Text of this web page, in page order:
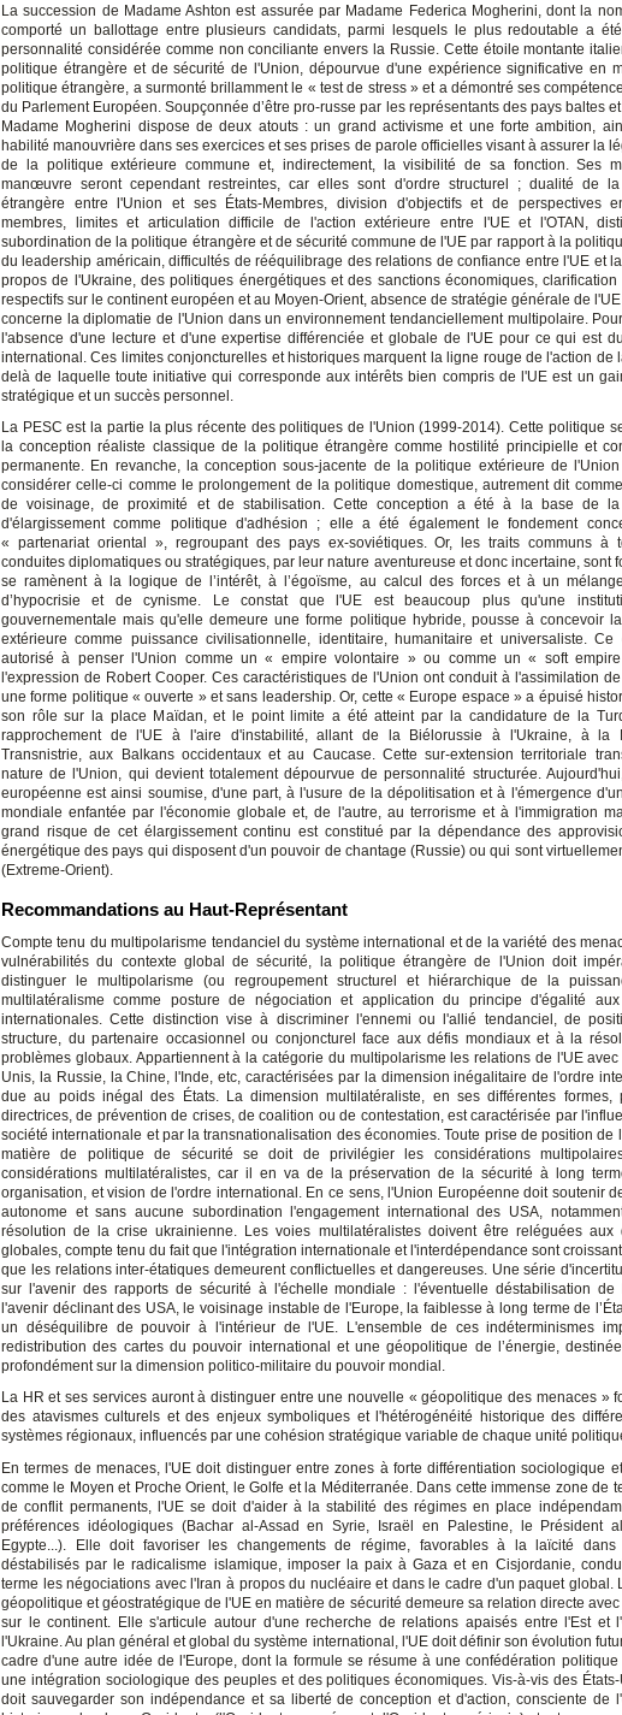
La succession de Madame Ashton est assurée par Madame Federica Mogherini, dont la
comporté un ballottage entre plusieurs candidats, parmi lesquels le plus redoutable a été
personnalité considérée comme non conciliante envers la Russie. Cette étoile montante
politique étrangère et de sécurité de l'Union, dépourvue d'une expérience significative en
politique étrangère, a surmonté brillamment le « test de stress » et a démontré ses
du Parlement Européen. Soupçonnée d’être pro-russe par les représentants des pays baltes
Madame Mogherini dispose de deux atouts : un grand activisme et une forte ambition,
habilité manouvrière dans ses exercices et ses prises de parole officielles visant à assurer la
de la politique extérieure commune et, indirectement, la visibilité de sa fonction. Ses
manœuvre seront cependant restreintes, car elles sont d'ordre structurel ; dualité de la
étrangère entre l'Union et ses États-Membres, division d'objectifs et de perspectives
membres, limites et articulation difficile de l'action extérieure entre l'UE et l'OTAN,
subordination de la politique étrangère et de sécurité commune de l'UE par rapport à la
du leadership américain, difficultés de rééquilibrage des relations de confiance entre l'UE et
propos de l'Ukraine, des politiques énergétiques et des sanctions économiques,
respectifs sur le continent européen et au Moyen-Orient, absence de stratégie générale de
concerne la diplomatie de l'Union dans un environnement tendanciellement multipolaire.
l'absence d'une lecture et d'une expertise différenciée et globale de l'UE pour ce qui est
international. Ces limites conjoncturelles et historiques marquent la ligne rouge de l'action de
delà de laquelle toute initiative qui corresponde aux intérêts bien compris de l'UE est un
stratégique et un succès personnel.
La PESC est la partie la plus récente des politiques de l'Union (1999-2014). Cette politique
la conception réaliste classique de la politique étrangère comme hostilité principielle et
permanente. En revanche, la conception sous-jacente de la politique extérieure de
considérer celle-ci comme le prolongement de la politique domestique, autrement dit
de voisinage, de proximité et de stabilisation. Cette conception a été à la base de la
d'élargissement comme politique d'adhésion ; elle a été également le fondement
« partenariat oriental », regroupant des pays ex-soviétiques. Or, les traits communs à
conduites diplomatiques ou stratégiques, par leur nature aventureuse et donc incertaine, sont
se ramènent à la logique de l’intérêt, à l’égoïsme, au calcul des forces et à un
d’hypocrisie et de cynisme. Le constat que l'UE est beaucoup plus qu'une
gouvernementale mais qu'elle demeure une forme politique hybride, pousse à concevoir
extérieure comme puissance civilisationnelle, identitaire, humanitaire et universaliste. Ce
autorisé à penser l'Union comme un « empire volontaire » ou comme un « soft
l'expression de Robert Cooper. Ces caractéristiques de l'Union ont conduit à l'assimilation
une forme politique « ouverte » et sans leadership. Or, cette « Europe espace » a épuisé
son rôle sur la place Maïdan, et le point limite a été atteint par la candidature de la
rapprochement de l'UE à l'aire d'instabilité, allant de la Biélorussie à l'Ukraine, à la
Transnistrie, aux Balkans occidentaux et au Caucase. Cette sur-extension territoriale
nature de l'Union, qui devient totalement dépourvue de personnalité structurée.
européenne est ainsi soumise, d'une part, à l'usure de la dépolitisation et à l'émergence
mondiale enfantée par l'économie globale et, de l'autre, au terrorisme et à l'immigration
grand risque de cet élargissement continu est constitué par la dépendance des
énergétique des pays qui disposent d'un pouvoir de chantage (Russie) ou qui sont
(Extreme-Orient).
Recommandations au Haut-Représentant
Compte tenu du multipolarisme tendanciel du système international et de la variété des
vulnérabilités du contexte global de sécurité, la politique étrangère de l'Union doit
distinguer le multipolarisme (ou regroupement structurel et hiérarchique de la
multilatéralisme comme posture de négociation et application du principe d'égalité
internationales. Cette distinction vise à discriminer l'ennemi ou l'allié tendanciel, de
structure, du partenaire occasionnel ou conjoncturel face aux défis mondiaux et à la
problèmes globaux. Appartiennent à la catégorie du multipolarisme les relations de l'UE avec
Unis, la Russie, la Chine, l'Inde, etc, caractérisées par la dimension inégalitaire de l'ordre
due au poids inégal des États. La dimension multilatéraliste, en ses différentes formes,
directrices, de prévention de crises, de coalition ou de contestation, est caractérisée par
société internationale et par la transnationalisation des économies. Toute prise de position de
matière de politique de sécurité se doit de privilégier les considérations
considérations multilatéralistes, car il en va de la préservation de la sécurité à long
organisation, et vision de l'ordre international. En ce sens, l'Union Européenne doit soutenir
autonome et sans aucune subordination l'engagement international des USA,
résolution de la crise ukrainienne. Les voies multilatéralistes doivent être reléguées aux
globales, compte tenu du fait que l'intégration internationale et l'interdépendance sont
que les relations inter-étatiques demeurent conflictuelles et dangereuses. Une série
sur l'avenir des rapports de sécurité à l'échelle mondiale : l'éventuelle déstabilisation de
l'avenir déclinant des USA, le voisinage instable de l'Europe, la faiblesse à long terme de
un déséquilibre de pouvoir à l'intérieur de l'UE. L'ensemble de ces indéterminismes
redistribution des cartes du pouvoir international et une géopolitique de l’énergie,
profondément sur la dimension politico-militaire du pouvoir mondial.
La HR et ses services auront à distinguer entre une nouvelle « géopolitique des menaces »
des atavismes culturels et des enjeux symboliques et l'hétérogénéité historique des
systèmes régionaux, influencés par une cohésion stratégique variable de chaque unité
En termes de menaces, l'UE doit distinguer entre zones à forte différentiation sociologique
comme le Moyen et Proche Orient, le Golfe et la Méditerranée. Dans cette immense zone de
de conflit permanents, l'UE se doit d'aider à la stabilité des régimes en place
préférences idéologiques (Bachar al-Assad en Syrie, Israël en Palestine, le Président
Egypte...). Elle doit favoriser les changements de régime, favorables à la laïcité
déstabilisés par le radicalisme islamique, imposer la paix à Gaza et en Cisjordanie,
terme les négociations avec l'Iran à propos du nucléaire et dans le cadre d'un paquet global.
géopolitique et géostratégique de l'UE en matière de sécurité demeure sa relation directe
sur le continent. Elle s'articule autour d'une recherche de relations apaisés entre l'Est et
l'Ukraine. Au plan général et global du système international, l'UE doit définir son évolution
cadre d'une autre idée de l'Europe, dont la formule se résume à une confédération politique
une intégration sociologique des peuples et des politiques économiques. Vis-à-vis des
doit sauvegarder son indépendance et sa liberté de conception et d'action, consciente de